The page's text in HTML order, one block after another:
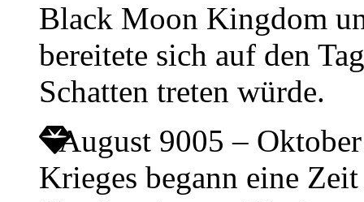
Black Moon Kingdom
bereitete sich auf den
Schatten treten würde.
August 9005 –
Krieges begann eine